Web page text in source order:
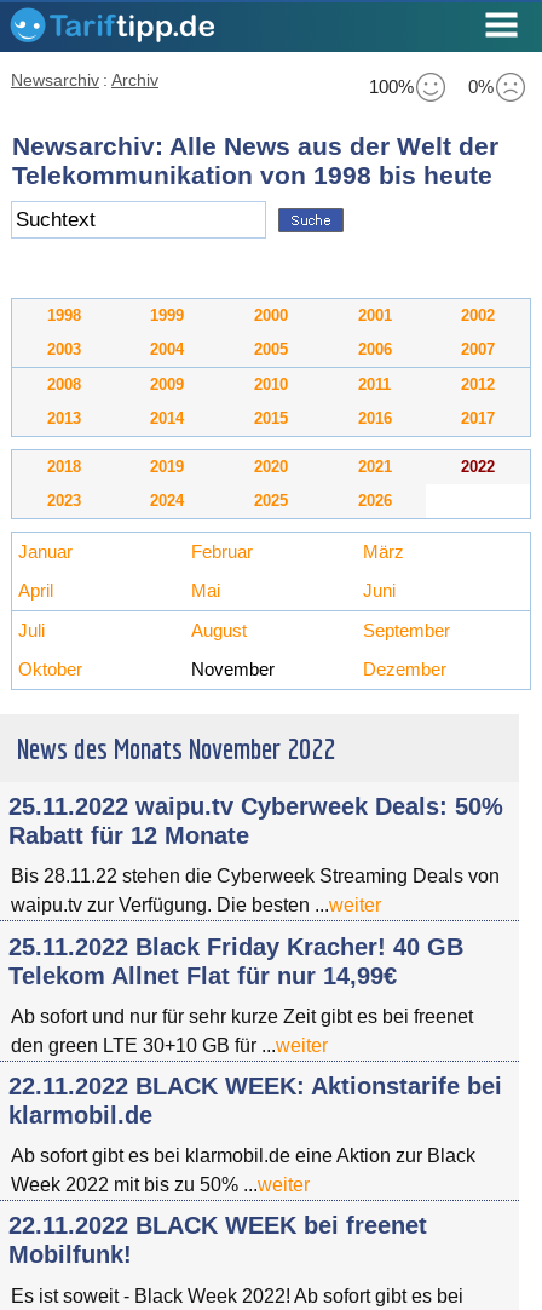
100% 0%
Newsarchiv : Archiv
Newsarchiv: Alle News aus der Welt der
Telekommunikation von 1998 bis heute
1998 1999 2000 2001
2002
2003
2004 2005 2006 2007
2008 2009 2010 2011
2012
2013
2014 2015 2016 2017
2018 2019 2020 2021
2022
2023
2024 2025 2026
Januar Februar
März
April
Mai
Juni
Juli
August
September
Oktober
November Dezember
News des Monats November 2022
25.11.2022 waipu.tv Cyberweek Deals: 50%
Rabatt für 12 Monate
Bis 28.11.22 stehen die Cyberweek Streaming Deals von
waipu.tv zur Verfügung. Die besten ...weiter
25.11.2022 Black Friday Kracher! 40 GB
Telekom Allnet Flat für nur 14,99€
Ab sofort und nur für sehr kurze Zeit gibt es bei freenet
den green LTE 30+10 GB für ...weiter
22.11.2022 BLACK WEEK: Aktionstarife bei
klarmobil.de
Ab sofort gibt es bei klarmobil.de eine Aktion zur Black
Week 2022 mit bis zu 50% ...weiter
22.11.2022 BLACK WEEK bei freenet
Mobilfunk!
Es ist soweit - Black Week 2022! Ab sofort gibt es bei